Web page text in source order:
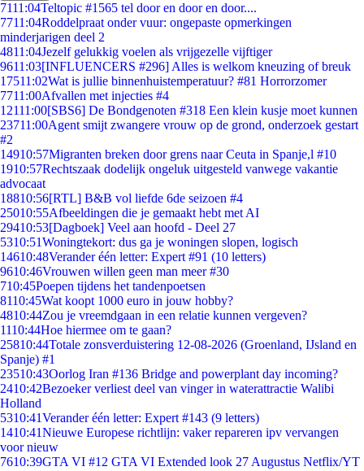
7111:04Teltopic #1565 tel door en door en door....
7711:04Roddelpraat onder vuur: ongepaste opmerkingen
minderjarigen deel 2
4811:04Jezelf gelukkig voelen als vrijgezelle vijftiger
9611:03[INFLUENCERS #296] Alles is welkom kneuzing of breuk
17511:02Wat is jullie binnenhuistemperatuur? #81 Horrorzomer
7711:00Afvallen met injecties #4
12111:00[SBS6] De Bondgenoten #318 Een klein kusje moet kunnen
23711:00Agent smijt zwangere vrouw op de grond, onderzoek gestart
#2
14910:57Migranten breken door grens naar Ceuta in Spanje,l #10
1910:57Rechtszaak dodelijk ongeluk uitgesteld vanwege vakantie
advocaat
18810:56[RTL] B&B vol liefde 6de seizoen #4
25010:55Afbeeldingen die je gemaakt hebt met AI
29410:53[Dagboek] Veel aan hoofd - Deel 27
5310:51Woningtekort: dus ga je woningen slopen, logisch
14610:48Verander één letter: Expert #91 (10 letters)
9610:46Vrouwen willen geen man meer #30
710:45Poepen tijdens het tandenpoetsen
8110:45Wat koopt 1000 euro in jouw hobby?
4810:44Zou je vreemdgaan in een relatie kunnen vergeven?
1110:44Hoe hiermee om te gaan?
25810:44Totale zonsverduistering 12-08-2026 (Groenland, IJsland en
Spanje) #1
23510:43Oorlog Iran #136 Bridge and powerplant day incoming?
2410:42Bezoeker verliest deel van vinger in waterattractie Walibi
Holland
5310:41Verander één letter: Expert #143 (9 letters)
1410:41Nieuwe Europese richtlijn: vaker repareren ipv vervangen
voor nieuw
7610:39GTA VI #12 GTA VI Extended look 27 Augustus Netflix/YT